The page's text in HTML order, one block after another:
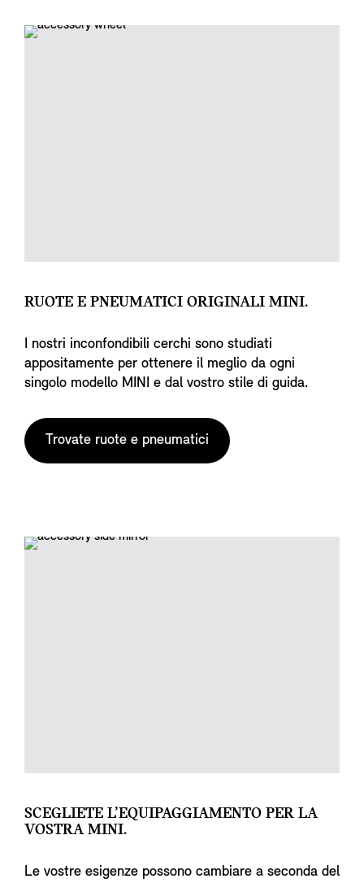
RUOTE E PNEUMATICI ORIGINALI MINI.
I nostri inconfondibili cerchi sono studiati
appositamente per ottenere il meglio da ogni
singolo modello MINI e dal vostro stile di guida.
Trovate ruote e pneumatici
SCEGLIETE L’EQUIPAGGIAMENTO PER LA
VOSTRA MINI.
Le vostre esigenze possono cambiare a seconda del